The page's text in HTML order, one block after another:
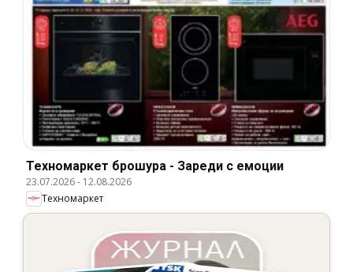
Техномаркет брошура - Зареди с емоции
23.07.2026- 12.08.2026
Техномаркет